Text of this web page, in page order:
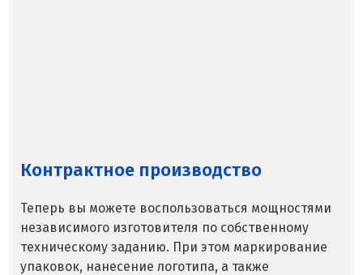
Верхние Серги
Верхний Уфалей
Контрактное производство
Теперь вы можете воспользоваться мощностями
независимого изготовителя по собственному
техническому заданию. При этом маркирование
упаковок, нанесение логотипа, а также